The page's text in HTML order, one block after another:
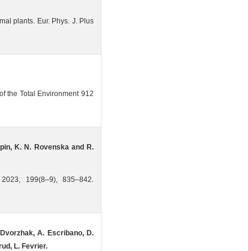
plants. Eur. Phys. J. Plus
the Total Environment 912
K. N. Rovenska and R.
199(8–9), 835–842.
A. Escribano, D.
L. Fevrier.